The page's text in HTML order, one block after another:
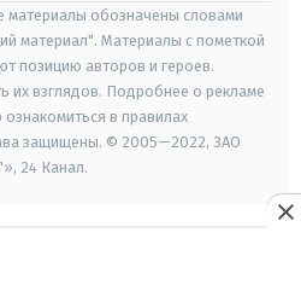
материалы обозначены словами
материал". Материалы с пометкой
позицию авторов и героев.
их взглядов. Подробнее о рекламе
в правилах
защищены. © 2005—2022, ЗАО
24 Канал.